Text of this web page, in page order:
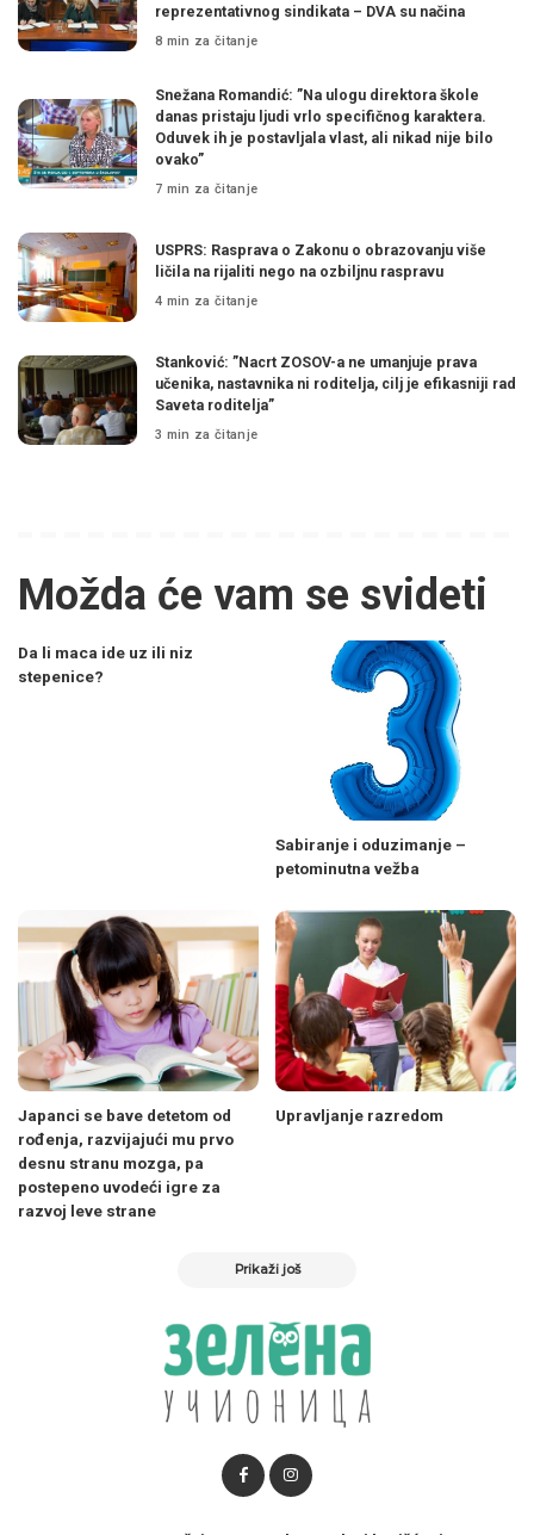
reprezentativnog sindikata – DVA su načina
8 min za čitanje
Snežana Romandić: ”Na ulogu direktora škole
danas pristaju ljudi vrlo specifičnog karaktera.
Oduvek ih je postavljala vlast, ali nikad nije bilo
ovako”
7 min za čitanje
USPRS: Rasprava o Zakonu o obrazovanju više
ličila na rijaliti nego na ozbiljnu raspravu
4 min za čitanje
Stanković: ”Nacrt ZOSOV-a ne umanjuje prava
učenika, nastavnika ni roditelja, cilj je efikasniji rad
Saveta roditelja”
3 min za čitanje
Možda će vam se svideti
Da li maca ide uz ili niz
stepenice?
Sabiranje i oduzimanje –
petominutna vežba
Japanci se bave detetom od
rođenja, razvijajući mu prvo
desnu stranu mozga, pa
postepeno uvodeći igre za
razvoj leve strane
Upravljanje razredom
Prikaži još